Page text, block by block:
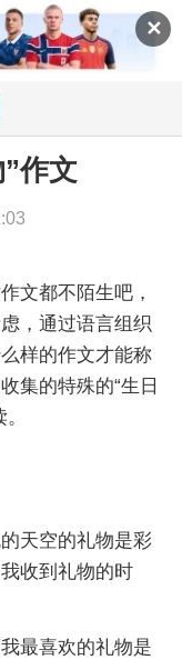
✕
> 特殊的“生日礼
作文
都不陌生吧，
，通过语言组织
样的作文才能称
集的特殊的“生日
天空的礼物是彩
收到礼物的时
喜欢的礼物是